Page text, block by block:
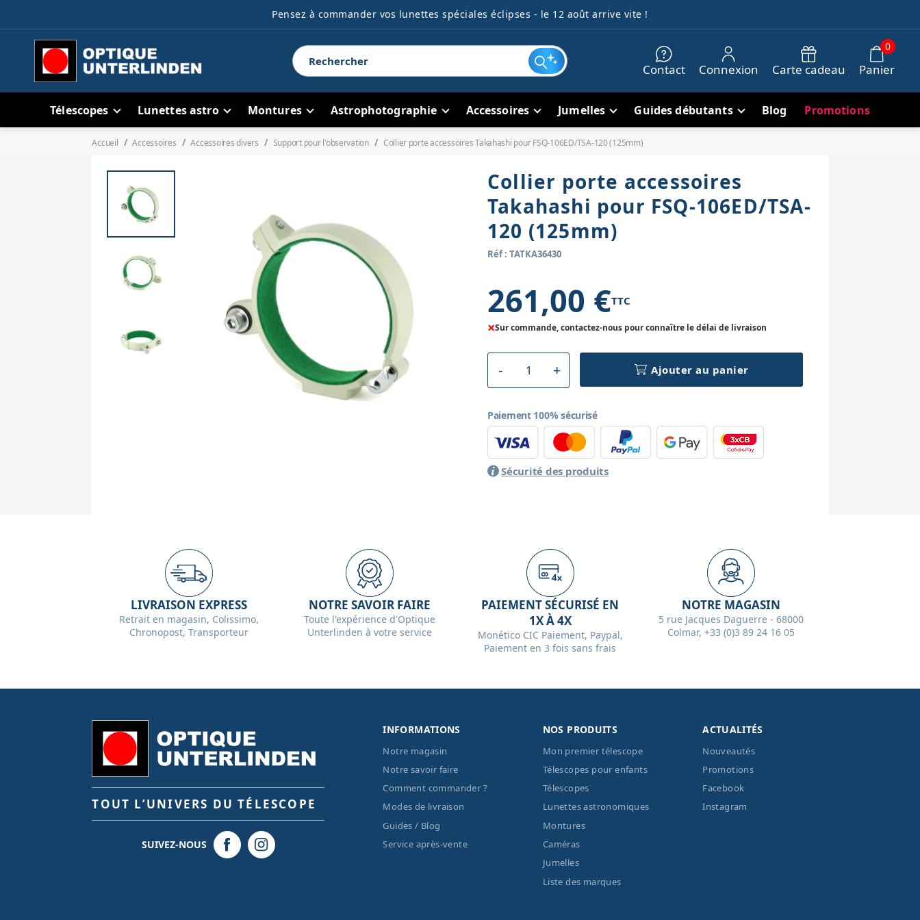
Pensez à commander vos lunettes spéciales éclipses - le 12 août arrive vite !
Contact Connexion Carte cadeau Panier
0
Télescopes Lunettes astro Montures Astrophotographie Accessoires Jumelles Guides débutants Blog Promotions
Accueil Accessoires Accessoires divers Support pour l'observation Collier porte accessoires Takahashi pour FSQ-106ED/TSA-120 (125mm)
Collier porte accessoires
Takahashi pour FSQ-106ED/TSA-
120 (125mm)
Réf : TATKA36430
261,00 €TTC
×Sur commande, contactez-nous pour connaître le délai de livraison
Ajouter au panier
Paiement 100% sécurisé
Sécurité des produits
LIVRAISON EXPRESS
Retrait en magasin, Colissimo,
Chronopost, Transporteur
NOTRE SAVOIR FAIRE
Toute l'expérience d'Optique
Unterlinden à votre service
PAIEMENT SÉCURISÉ EN
1X À 4X
Monético CIC Paiement, Paypal,
Paiement en 3 fois sans frais
NOTRE MAGASIN
5 rue Jacques Daguerre - 68000
Colmar, +33 (0)3 89 24 16 05
TOUT L’UNIVERS DU TÉLESCOPE
SUIVEZ-NOUS
INFORMATIONS
Notre magasin
Notre savoir faire
Comment commander ?
Modes de livraison
Guides / Blog
Service après-vente
NOS PRODUITS
Mon premier télescope
Télescopes pour enfants
Télescopes
Lunettes astronomiques
Montures
Caméras
Jumelles
Liste des marques
ACTUALITÉS
Nouveautés
Promotions
Facebook
Instagram